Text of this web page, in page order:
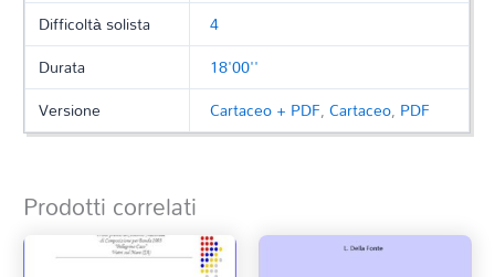
Difficoltà solista
4
Durata
18'00''
Versione
Cartaceo + PDF,Cartaceo, PDF
Prodotti correlati